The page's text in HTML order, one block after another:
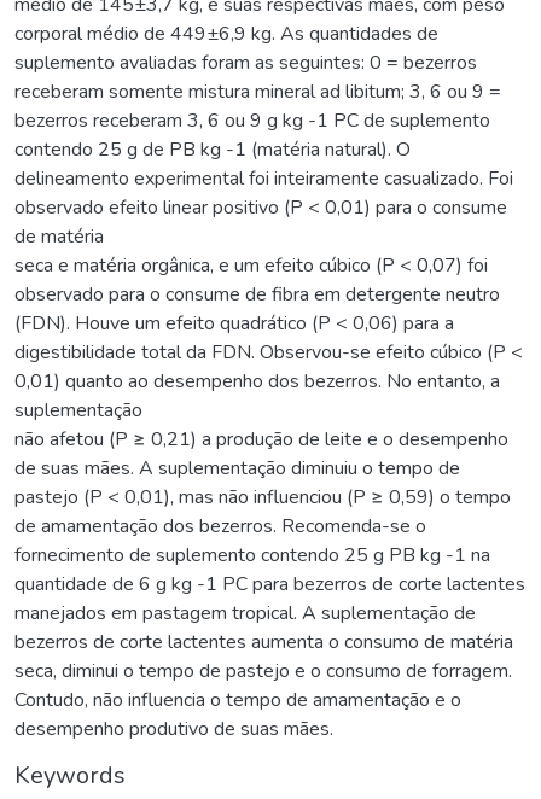
corporal médio de 449±6,9 kg. As quantidades de
suplemento avaliadas foram as seguintes: 0 = bezerros
receberam somente mistura mineral ad libitum; 3, 6 ou 9 =
bezerros receberam 3, 6 ou 9 g kg -1 PC de suplemento
contendo 25 g de PB kg -1 (matéria natural). O
delineamento experimental foi inteiramente casualizado. Foi
observado efeito linear positivo (P < 0,01) para o consume
de matéria
seca e matéria orgânica, e um efeito cúbico (P < 0,07) foi
observado para o consume de fibra em detergente neutro
(FDN). Houve um efeito quadrático (P < 0,06) para a
digestibilidade total da FDN. Observou-se efeito cúbico (P <
0,01) quanto ao desempenho dos bezerros. No entanto, a
suplementação
não afetou (P ≥ 0,21) a produção de leite e o desempenho
de suas mães. A suplementação diminuiu o tempo de
pastejo (P < 0,01), mas não influenciou (P ≥ 0,59) o tempo
de amamentação dos bezerros. Recomenda-se o
fornecimento de suplemento contendo 25 g PB kg -1 na
quantidade de 6 g kg -1 PC para bezerros de corte lactentes
manejados em pastagem tropical. A suplementação de
bezerros de corte lactentes aumenta o consumo de matéria
seca, diminui o tempo de pastejo e o consumo de forragem.
Contudo, não influencia o tempo de amamentação e o
desempenho produtivo de suas mães.
Keywords